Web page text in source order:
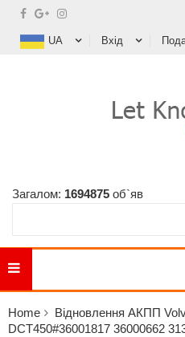
UA Вхід
Загалом: 1694875 об`яв
Home
Відновлення АКПП
DCT450#36001817 36000662